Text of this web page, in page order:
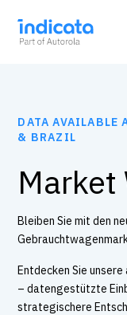
DATA AVAILABLE
& BRAZIL
Market
Bleiben Sie mit den
Entdecken Sie
– datengestützte
strategischere